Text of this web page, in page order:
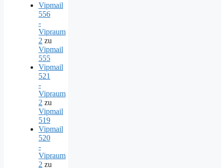
Vipmail
556
-
Vipraum
2 zu
Vipmail
555
Vipmail
521
-
Vipraum
2 zu
Vipmail
519
Vipmail
520
-
Vipraum
2 zu